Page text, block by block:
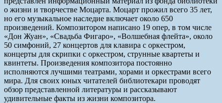
о жизни и творчестве Моцарта. Моцарт прожил всего 35 лет,
но его музыкальное наследие включает около 650
произведений. Композитором написано 19 опер, в том числе
«Дон Жуан», «Свадьба Фигаро», «Волшебная флейта», около
50 симфоний, 27 концертов для клавира с оркестром,
концерты для скрипки с оркестром, струнные квартеты и
квинтеты. Произведения композитора постоянно
исполняются лучшими театрами, хорами и оркестрами всего
мира. Для своих юных читателей библиотекари проводят
обзор представленной литературы и рассказывают
удивительные факты из жизни композитора.